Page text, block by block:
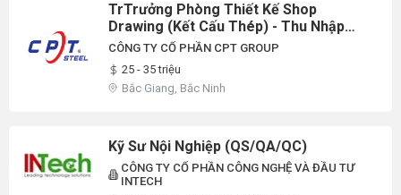
TrTrưởng Phòng Thiết Kế Shop
Drawing (Kết Cấu Thép) - Thu Nhập
35M+| Thưởng Theo Khối Lượng +
Tăng Lương 2 Lần/Năm
CÔNG TY CỔ PHẦN CPT GROUP
25 - 35 triệu
Bắc Giang, Bắc Ninh
Kỹ Sư Nội Nghiệp (QS/QA/QC)
CÔNG TY CỔ PHẦN CÔNG NGHỆ VÀ ĐẦU TƯ
INTECH